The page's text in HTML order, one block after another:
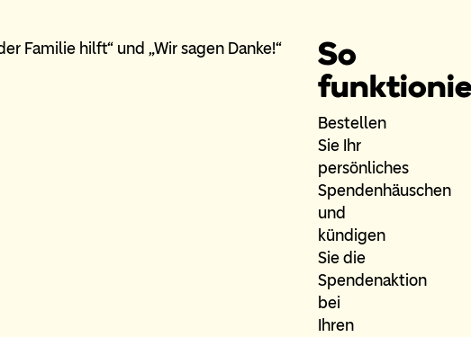
So
Bestellen
Sie Ihr
persönliches
Spendenhäuschen
und
kündigen
Sie die
Spendenaktion
bei
Ihren